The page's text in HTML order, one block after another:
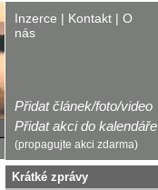
Inzerce | Kontakt | O
nás
Přidat článek/foto/video
Přidat akci do kalendáře
(propagujte akci zdarma)
Krátké zprávy